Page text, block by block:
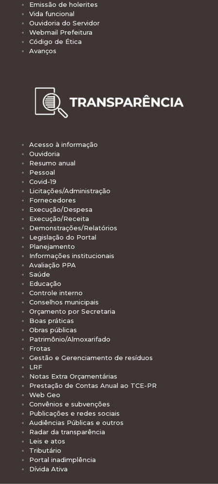
Emissão de holerites
Vida funcional
Ouvidoria do Servidor
Webmail Prefeitura
Código de Ética
Avanços
Acesso à informação
Ouvidoria
Resumo anual
Pessoal
Covid-19
Licitações/Administração
Fornecedores
Execução/Despesa
Execução/Receita
Demonstrações/Relatórios
Legislação do Portal
Planejamento
Informações institucionais
Avaliação PPA
Saúde
Educação
Controle interno
Conselhos municipais
Orçamento por Secretaria
Boas práticas
Obras públicas
Patrimônio/Almoxarifado
Frotas
Gestão e Gerenciamento de resíduos
LRF
Notas Extra Orçamentárias
Prestação de Contas Anual ao TCE-PR
Web Geo
Convênios e subvenções
Publicações e redes sociais
Audiências Públicas e outros
Radar da transparência
Leis e atos
Tributário
Portal inadimplência
Dívida Ativa